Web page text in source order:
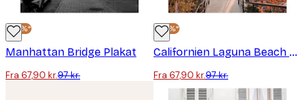
-30%*
Manhattan Bridge Plakat
Fra 67,90 kr.97 kr.
-30%*
Californien Laguna Beach plakat
Fra 67,90 kr.97 kr.